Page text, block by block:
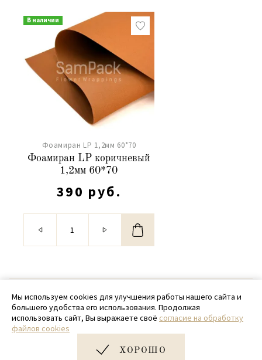
В наличии
Фоамиран LP 1,2мм 60*70
Фоамиран LP коричневый
1,2мм 60*70
390 руб.
© 2020 - 2026 SamPack
+ 7 (918) 699-97-87
zakaz@sampack.store
Дизайн и разработка сайта
Мы используем cookies для улучшения работы нашего сайта и
большего удобства его использования. Продолжая
использовать сайт, Вы выражаете своё согласие на обработку
файлов cookies
ХОРОШО